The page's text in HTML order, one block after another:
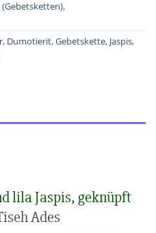
(Gebetsketten),
, Dumotierit,Gebetskette, Jaspis,
lila Jaspis, geknüpft
Ades